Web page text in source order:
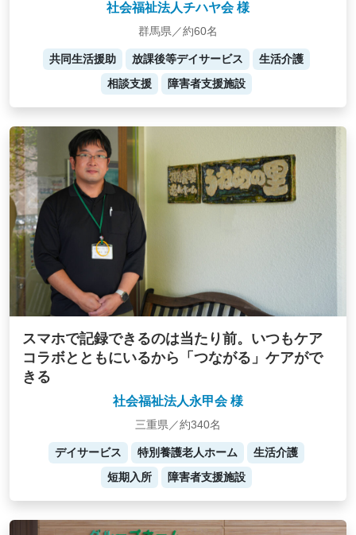
社会福祉法人チハヤ会 様
群馬県／約60名
共同生活援助 放課後等デイサービス
生活介護
相談支援
障害者支援施設
スマホで記録できるのは当たり前。いつもケア
コラボとともにいるから「つながる」ケアがで
きる
社会福祉法人永甲会 様
三重県／約340名
デイサービス 特別養護老人ホーム
生活介護
短期入所
障害者支援施設